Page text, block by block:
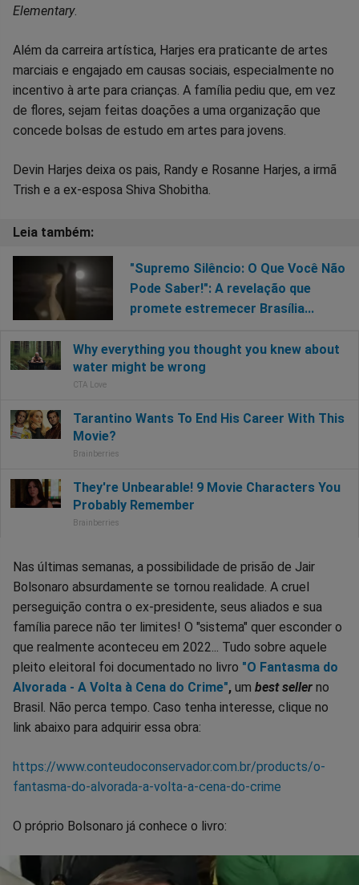
Elementary.
Além da carreira artística, Harjes era praticante de artes
marciais e engajado em causas sociais, especialmente no
incentivo à arte para crianças. A família pediu que, em vez
de flores, sejam feitas doações a uma organização que
concede bolsas de estudo em artes para jovens.
Devin Harjes deixa os pais, Randy e Rosanne Harjes, a irmã
Trish e a ex-esposa Shiva Shobitha.
"Supremo Silêncio: O Que Você Não
Pode Saber!": A revelação que
promete estremecer Brasília...
Nas últimas semanas, a possibilidade de prisão de Jair
Bolsonaro absurdamente se tornou realidade. A cruel
perseguição contra o ex-presidente, seus aliados e sua
família parece não ter limites! O "sistema" quer esconder o
que realmente aconteceu em 2022... Tudo sobre aquele
pleito eleitoral foi documentado no livro "O Fantasma do
Alvorada - A Volta à Cena do Crime", um best seller no
Brasil. Não perca tempo. Caso tenha interesse, clique no
link abaixo para adquirir essa obra:
https://www.conteudoconservador.com.br/products/o-
fantasma-do-alvorada-a-volta-a-cena-do-crime
O próprio Bolsonaro já conhece o livro: